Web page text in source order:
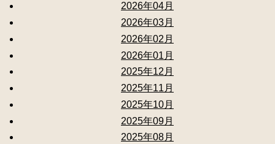
2026年04月
2026年03月
2026年02月
2026年01月
2025年12月
2025年11月
2025年10月
2025年09月
2025年08月